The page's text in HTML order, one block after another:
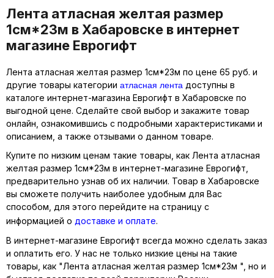
Лента атласная желтая размер
1см*23м в Хабаровске в интернет
магазине Еврогифт
Лента атласная желтая размер 1см*23м по цене 65 руб. и
другие товары категории атласная лента доступны в
каталоге интернет-магазина Еврогифт в Хабаровске по
выгодной цене. Сделайте свой выбор и закажите товар
онлайн, ознакомившись с подробными характеристиками и
описанием, а также отзывами о данном товаре.
Купите по низким ценам такие товары, как Лента атласная
желтая размер 1см*23м в интернет-магазине Еврогифт,
предварительно узнав об их наличии. Товар в Хабаровске
вы сможете получить наиболее удобным для Вас
способом, для этого перейдите на страницу с
информацией о доставке и оплате.
В интернет-магазине Еврогифт всегда можно сделать заказ
и оплатить его. У нас не только низкие цены на такие
товары, как "Лента атласная желтая размер 1см*23м ", но и